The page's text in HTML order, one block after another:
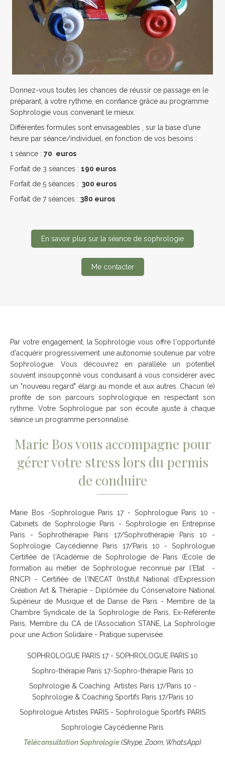
Donnez-vous toutes les chances de réussir ce passage en le
préparant, à votre rythme, en confiance grâce au programme
Sophrologie vous convenant le mieux.
Différentes formules sont envisageables , sur la base d’une
heure par séance/individuel, en fonction de vos besoins :
1 séance : 70 euros
Forfait de 3 séances : 190 euros
Forfait de 5 séances : 300 euros
Forfait de 7 séances : 380 euros
En savoir plus sur la séance de sophrologie
Me contacter
Par votre engagement, la Sophrologie vous offre l'opportunité
d'acquérir progressivement une autonomie soutenue par votre
Sophrologue. Vous découvrez en parallèle un potentiel
souvent insoupçonné vous conduisant à vous considérer avec
un "nouveau regard" élargi au monde et aux autres. Chacun (e)
profite de son parcours sophrologique en respectant son
rythme. Votre Sophrologue par son écoute ajuste à chaque
séance un programme personnalisé.
Marie Bos vous accompagne pour
gérer votre stress lors du permis
de conduire
Marie Bos -Sophrologue Paris 17 - Sophrologue Paris 10 -
Cabinets de Sophrologie Paris - Sophrologie en Entreprise
Paris - Sophrothérapie Paris 17/Sophrothérapie Paris 10 -
Sophrologie Caycédienne Paris 17/Paris 10 - Sophrologue
Certifiée de l'Académie de Sophrologie de Paris (Ecole de
formation au métier de Sophrologue reconnue par l'Etat -
RNCP) - Certifiée de l'INECAT (Institut National d'Expression
Création Art & Thérapie - Diplômée du Conservatoire National
Supérieur de Musique et de Danse de Paris - Membre de la
Chambre Syndicale de la Sophrologie de Paris, Ex-Référente
Paris, Membre du CA de l'Association STANE, La Sophrologie
pour une Action Solidaire - Pratique supervisée.
SOPHROLOGUE PARIS 17 - SOPHROLOGUE PARIS 10
Sophro-thérapie Paris 17-Sophro-thérapie Paris 10
Sophrologie & Coaching Artistes Paris 17/Paris 10 -
Sophrologie & Coaching Sportifs Paris 17/Paris 10
Sophrologue Artistes PARIS - Sophrologue Sportifs PARIS
Sophrologie Caycédienne Paris
Téléconsultation Sophrologie(Skype, Zoom, WhatsApp)